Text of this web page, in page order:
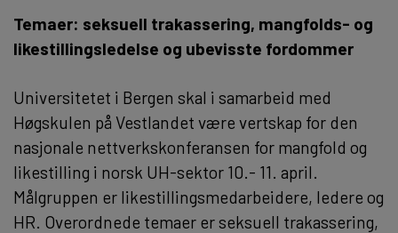
Temaer: seksuell trakassering, mangfolds- og
likestillingsledelse og ubevisste fordommer
Universitetet i Bergen skal i samarbeid med
Høgskulen på Vestlandet være vertskap for den
nasjonale nettverkskonferansen for mangfold og
likestilling i norsk UH-sektor 10.- 11. april.
Målgruppen er likestillingsmedarbeidere, ledere og
HR. Overordnede temaer er seksuell trakassering,